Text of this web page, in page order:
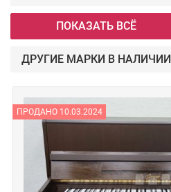
ПОКАЗАТЬ ВСЁ
ДРУГИЕ МАРКИ В НАЛИЧИИ
ПРОДАНО 10.03.2024